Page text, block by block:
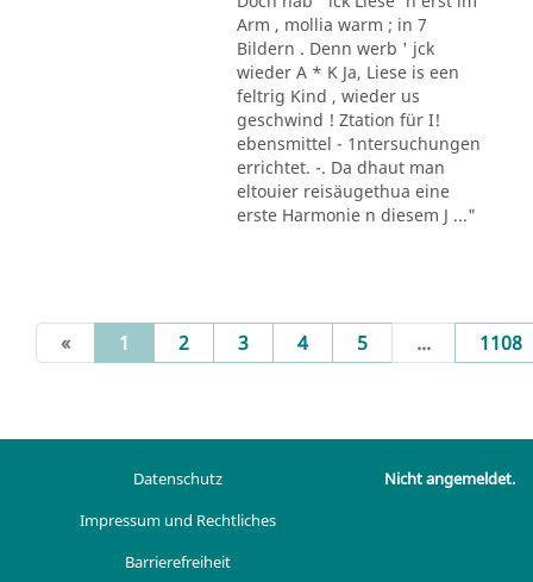
Arm , mollia warm ; in 7
Bildern . Denn werb ' jck
wieder A * K Ja, Liese is een
feltrig Kind , wieder us
geschwind ! Ztation für I!
ebensmittel - 1ntersuchungen
errichtet. -. Da dhaut man
eltouier reisäugethua eine
erste Harmonie n diesem J ..."
« 1 (current)
2 3 4 5 ... 1108
Datenschutz
Impressum und Rechtliches
Barrierefreiheit
Nicht angemeldet.